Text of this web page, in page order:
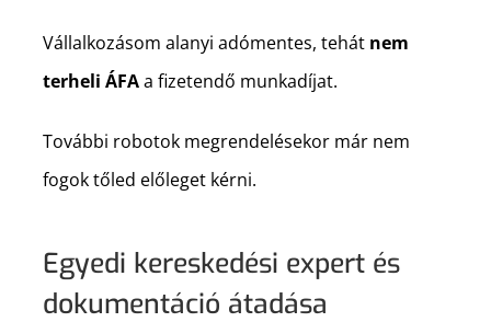
Vállalkozásom alanyi adómentes, tehát nem
terheli ÁFAa fizetendő munkadíjat.
További robotok megrendelésekor már nem
fogok tőled előleget kérni.
Egyedi kereskedési expert és
dokumentáció átadása